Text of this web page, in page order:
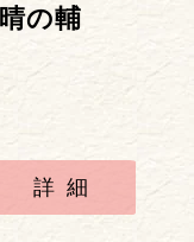
の輔
詳細